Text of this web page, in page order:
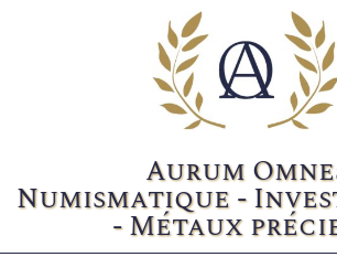
Aurum
Numismatique -
- Métaux